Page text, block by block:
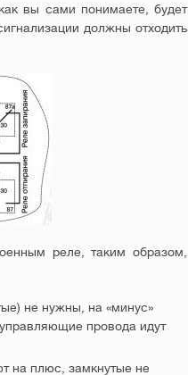
вы сами понимаете, будет
должны отходить
реле, таким образом,
не нужны, на «минус»
провода идут
на плюс, замкнутые не